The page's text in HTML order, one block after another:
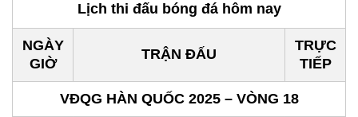
Lịch thi đấu bóng đá hôm nay
NGÀY
GIỜ
TRẬN ĐẤU
TRỰC
TIẾP
VĐQG HÀN QUỐC 2025 – VÒNG 18